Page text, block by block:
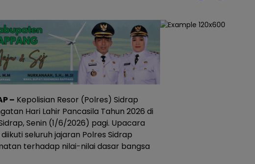
– Kepolisian Resor (Polres) Sidrap
Hari Lahir Pancasila Tahun 2026 di
Senin (1/6/2026) pagi. Upacara
seluruh jajaran Polres Sidrap
terhadap nilai-nilai dasar bangsa